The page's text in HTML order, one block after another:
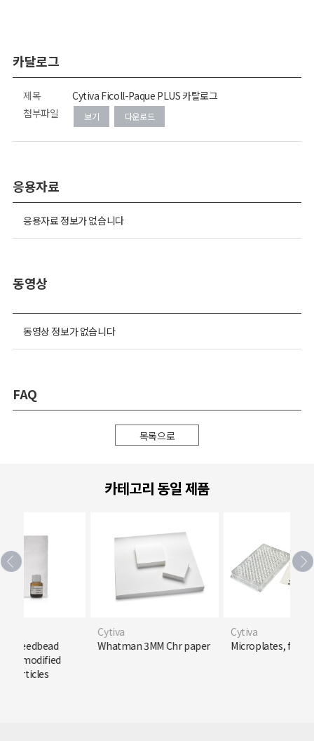
카달로그
제목
Cytiva Ficoll-Paque PLUS 카탈로그
첨부파일
보기 다운로드
응용자료
응용자료 정보가 없습니다
동영상
동영상 정보가 없습니다
FAQ
목록으로
카테고리 동일 제품
Speedbead
modified
particles
Cytiva
Whatman 3MM Chr paper
Cytiva
Microplates, foils,